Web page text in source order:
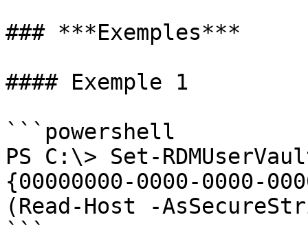
### ***Exemples***
#### Exemple 1
```powershell
PS C:\> Set-
{00000000-0000-0000-
(Read-Host -
```